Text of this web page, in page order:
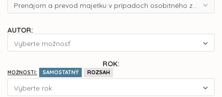
Prenájom a prevod majetku v prípadoch osobitného zreteľa
AUTOR:
Vyberte možnosť
ROK:
MOŽNOSTI: SAMOSTATNÝ ROZSAH
Vyberte rok